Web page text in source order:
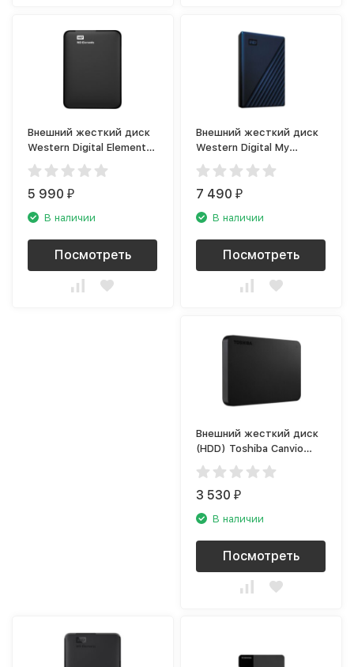
Внешний жесткий диск
Western Digital Elements
Portable 2TB чёрный
(BU6Y0020BBK-WESN)
5 990₽
В наличии
Посмотреть
Внешний жесткий диск
Western Digital My
Passport for Mac 2TB
(WDBA2D0020BBL)
7 490₽
В наличии
Посмотреть
Внешний жесткий диск
(HDD) Toshiba Canvio
Basics HDTB410EK3AA
3 530₽
В наличии
Посмотреть